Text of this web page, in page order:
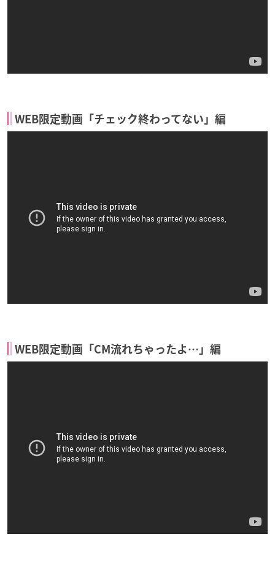
WEB限定動画「チェック終わってない」編
WEB限定動画「CM流れちゃったよ…」編